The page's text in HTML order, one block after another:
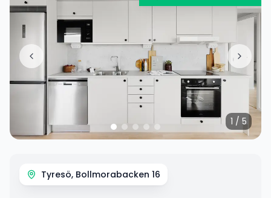
1 / 5
Tyresö, Bollmorabacken 16